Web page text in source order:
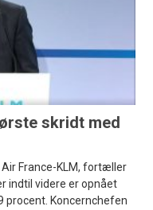
skridt med
France-KLM, fortæller
indtil videre er opnået
procent. Koncernchefen